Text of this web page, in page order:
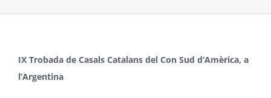
IX Trobada de Casals Catalans del Con Sud d’Amèrica, a
l’Argentina